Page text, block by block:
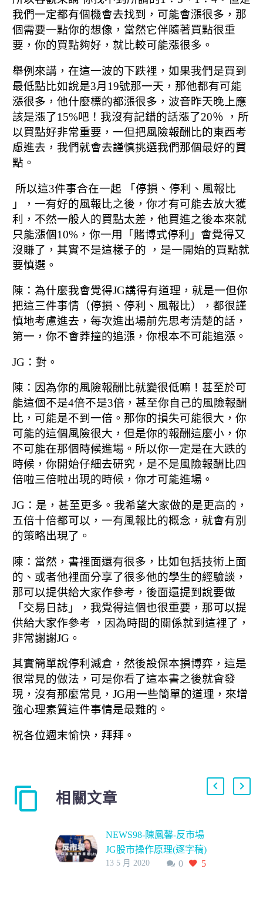
我們一定都有個機會去找到，可能會漲很多，那
個需要一點你的想像， 當然它伴隨著買點很重
要，你的買點夠好，就比較可能漲很多。
舉例來講， 在這一波的下跌裡，如果我們是買到
最低點比如說是3月19號那一天， 那他都有可能
漲很多，他什麼標的都漲很多， 波音昨天晚上應
該是漲了15%吧！ 我沒有記錯的話漲了20％ ， 所
以買點好非常重要，一但把風險報酬比的東西考
慮進去， 我們就會去謹慎挑選我們那個最好的買
點。
所以這3件事合在一起 「停損、停利、風報比
」， 一有好的風報比之後，你才有可能去放大獲
利， 不然一般人的買點太差，他買進之後本來就
只能漲個10%， 你一用「賭博式停利」會覺得又
沒賺了， 其實不是這樣子的 ，是一開始的買點就
要慎選。
陳：為什麼我會覺得JG講得有道理， 就是一但你
把這三件事情（停損、停利、風報比）， 都很謹
慎地考慮進去，每次進出場前先思考清楚的話，
第一，你不會莽撞的追漲，你根本不可能追漲。
JG：對。
陳：因為你的風險報酬比就變很低嘛！ 甚至於可
能這個不是4倍不是3倍， 甚至你自己的風險報酬
比，可能是不到一倍。 那你的損失可能很大，你
可能的這個風險很大，但是你的報酬這麼小， 你
不可能在那個時候進場。 所以你一定是在大跌的
時候，你開始仔細去研究， 是不是風險報酬比四
倍啦三倍啦出現的時候，你才可能進場。
JG：是，甚至更多。 我希望大家做的是更高的，
五倍十倍都可以， 一有風報比的概念，就會有別
的策略出現了。
陳：當然，書裡面還有很多， 比如包括技術上面
的、或者他裡面分享了很多他的學生的經驗談，
那可以提供給大家作參考，後面還提到說要做
「交易日誌」， 我覺得這個也很重要，那可以提
供給大家作參考 ， 因為時間的關係就到這裡了，
非常謝謝JG。
其實簡單說停利減倉，然後設保本損博弈， 這是
很常見的做法，可是你看了這本書之後就會發
現， 沒有那麼常見，JG用一些簡單的道理， 來增
強心理素質這件事情是最難的。
祝各位週末愉快，拜拜。
相關文章
NEWS98-陳鳳馨-反市場
JG股市操作原理(逐字稿)
上
0 5
13 5 月 2020